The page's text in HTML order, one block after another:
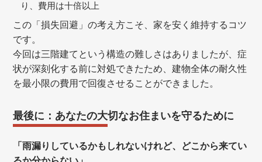
り、費用は十倍以上
この「損失回避」の考え方こそ、家を安く維持するコツ
です。
今回は三階建てという構造の難しさはありましたが、症
状が深刻化する前に対処できたため、建物全体の耐久性
を最小限の費用で回復させることができました。
最後に：あなたの大切なお住まいを守るために
「雨漏りしているかもしれないけれど、どこから来てい